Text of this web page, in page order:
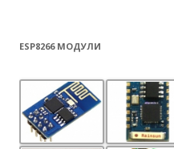
ESP8266 МОДУЛИ